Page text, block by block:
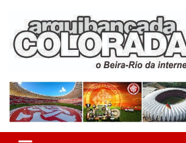
content
Arquibancada